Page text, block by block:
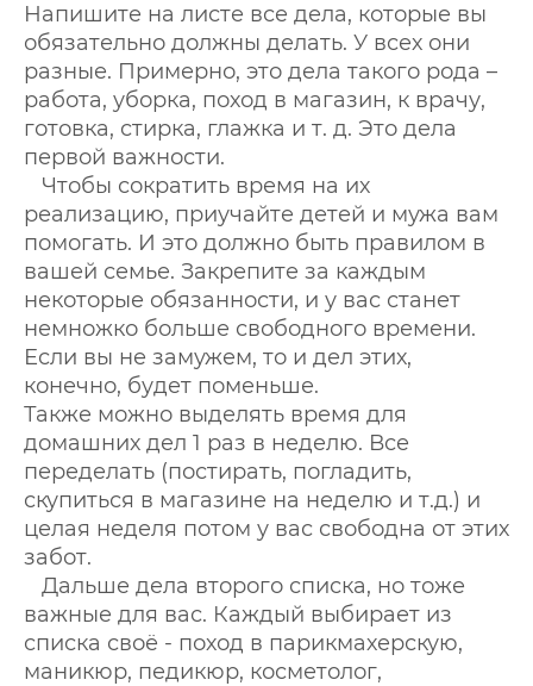
Напишите на листе все дела, которые вы
обязательно должны делать. У всех они
разные. Примерно, это дела такого рода –
работа, уборка, поход в магазин, к врачу,
готовка, стирка, глажка и т. д. Это дела
первой важности.
Чтобы сократить время на их
реализацию, приучайте детей и мужа вам
помогать. И это должно быть правилом в
вашей семье. Закрепите за каждым
некоторые обязанности, и у вас станет
немножко больше свободного времени.
Если вы не замужем, то и дел этих,
конечно, будет поменьше.
Также можно выделять время для
домашних дел 1 раз в неделю. Все
переделать (постирать, погладить,
скупиться в магазине на неделю и т.д.) и
целая неделя потом у вас свободна от этих
забот.
Дальше дела второго списка, но тоже
важные для вас. Каждый выбирает из
списка своё - поход в парикмахерскую,
маникюр, педикюр, косметолог,